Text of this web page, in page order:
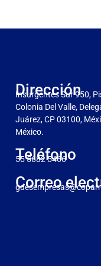
Dirección
Insurgentes Sur 950,
Colonia Del Valle,
Juárez, CP 03100,
México.
Teléfono
55 5682 5466
Correo